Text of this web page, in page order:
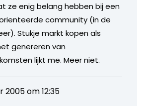
ze enig belang hebben bij een
community (in de
Stukje markt kopen als
genereren van
lijkt me. Meer niet.
2005 om 12:35